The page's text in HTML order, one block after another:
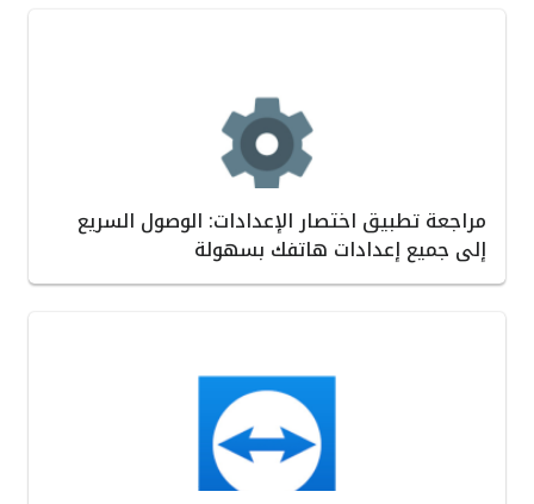
مراجعة تطبيق اختصار الإعدادات: الوصول السريع
إلى جميع إعدادات هاتفك بسهولة